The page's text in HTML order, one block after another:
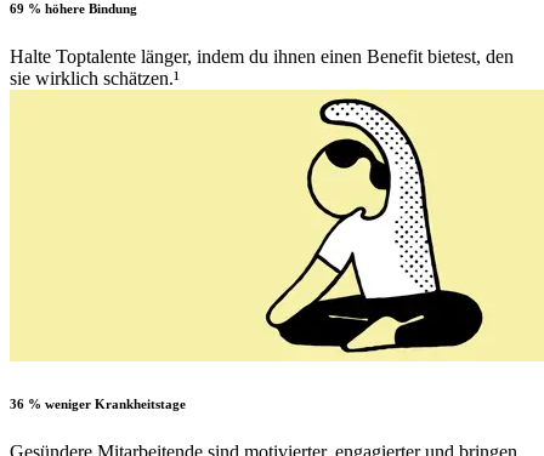
69 % höhere Bindung
Halte Toptalente länger, indem du ihnen einen Benefit bietest, den
sie wirklich schätzen.¹
36 % weniger Krankheitstage
Gesündere Mitarbeitende sind motivierter, engagierter und bringen